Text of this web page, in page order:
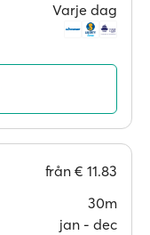
Varje dag
från € 11.83
30m
jan ‐ dec